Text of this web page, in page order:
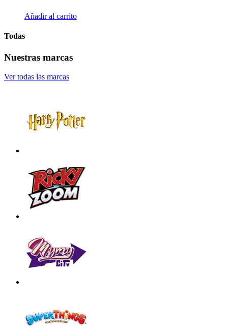
Añadir al carrito
Todas
Nuestras marcas
Ver todas las marcas